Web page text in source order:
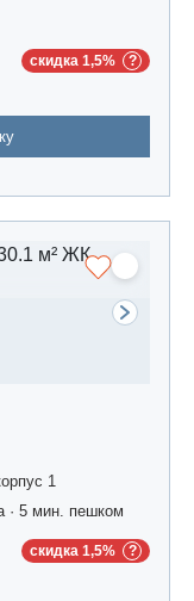
скидка 1,5%
1
· 5 мин. пешком
скидка 1,5%